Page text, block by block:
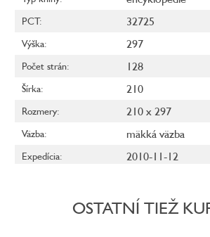
PCT: 32725
Výška: 297
Počet strán: 128
Šírka: 210
Rozmery: 210 x 297
Väzba: mäkká väzba
Expedícia: 2010-11-12
OSTATNÍ TIEŽ